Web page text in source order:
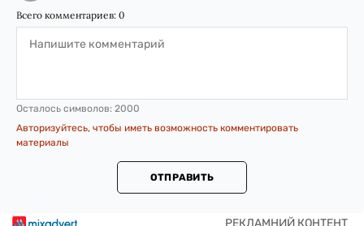
Всего комментариев: 0
Осталось символов: 2000
Авторизуйтесь, чтобы иметь возможность комментировать
материалы
ОТПРАВИТЬ